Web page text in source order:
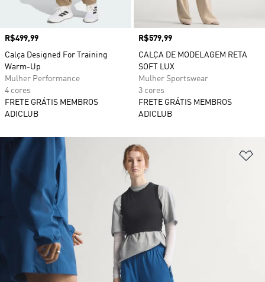
Preço
R$499,99
Calça Designed For Training
Warm-Up
Mulher Performance
4 cores
FRETE GRÁTIS MEMBROS
ADICLUB
Preço
R$579,99
CALÇA DE MODELAGEM RETA
SOFT LUX
Mulher Sportswear
3 cores
FRETE GRÁTIS MEMBROS
ADICLUB